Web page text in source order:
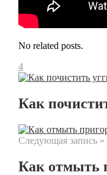
No related posts.
4
Как
Следующая запись »
Как отмыть